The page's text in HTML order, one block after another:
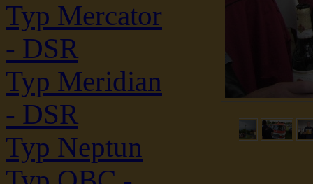
Typ Mercator
- DSR
Typ Meridian
- DSR
Typ Neptun